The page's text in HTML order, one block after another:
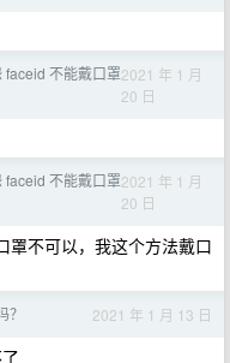
faceid 不能戴口罩2021 年 1 月
20 日
faceid 不能戴口罩2021 年 1 月
20 日
罩不可以，我这个方法戴口
？ 2021 年 1 月 13 日